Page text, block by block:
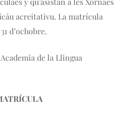
acreitativu. La matrícula
d’ochobre.
de la Llingua